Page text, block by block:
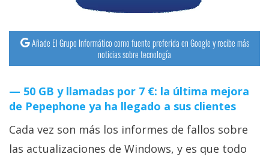
Trucos
Tutoriales
Ciberseguridad
Sistemas
operativos
Añade El Grupo Informático como fuente preferida en Google y recibe más
noticias sobre tecnología
50 GB y llamadas por 7 €: la última mejora
de Pepephone ya ha llegado a sus clientes
Cada vez son más los informes de fallos sobre
las actualizaciones de Windows, y es que todo